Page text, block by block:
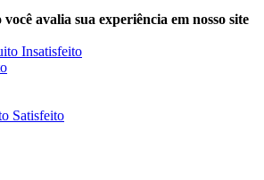
avalia sua experiência em nosso site
Insatisfeito
Satisfeito